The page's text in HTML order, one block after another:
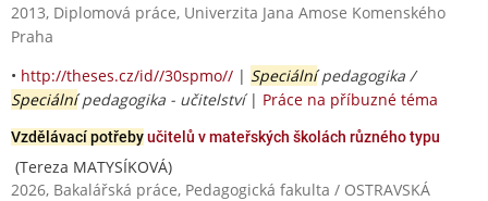
2013, Diplomová práce, Univerzita Jana Amose Komenského
Praha
• http://theses.cz/id//30spmo// | Speciálnípedagogika /
Speciálnípedagogika - učitelství| Práce na příbuzné téma
Vzdělávací potřebyučitelů v mateřských školách různého typu
(Tereza MATYSÍKOVÁ)
2026, Bakalářská práce, Pedagogická fakulta / OSTRAVSKÁ